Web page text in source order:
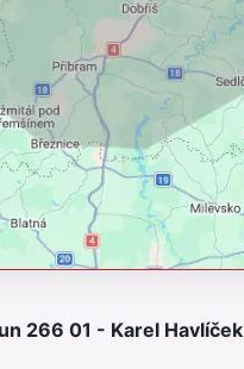
266 01 - Karel Havlíček